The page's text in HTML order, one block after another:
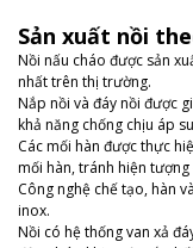
Sản xuất nồi
Nồi nấu cháo được sản
nhất trên thị trường.
Nắp nồi và đáy nồi được
khả năng chống chịu áp
Các mối hàn được thực
mối hàn, tránh hiện
Công nghệ chế tạo, hàn
inox.
Nồi có hệ thống van xả